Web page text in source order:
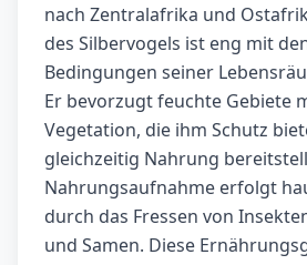
nach Zentralafrika und
des Silbervogels ist eng mit
Bedingungen seiner
Er bevorzugt feuchte Gebiete
Vegetation, die ihm Schutz
gleichzeitig Nahrung
Nahrungsaufnahme erfolgt
durch das Fressen von
und Samen. Diese